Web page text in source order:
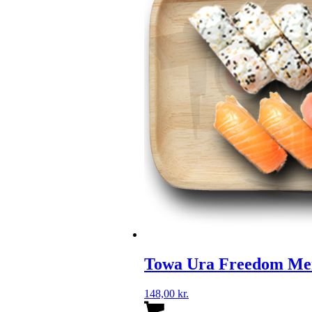
på
varesiden
Towa Ura Freedom
148,00 kr.